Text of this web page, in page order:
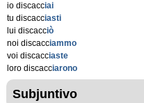
io discacciai
tu discacciasti
lui discacciò
noi discacciammo
voi discacciaste
loro discacciarono
Subjuntivo